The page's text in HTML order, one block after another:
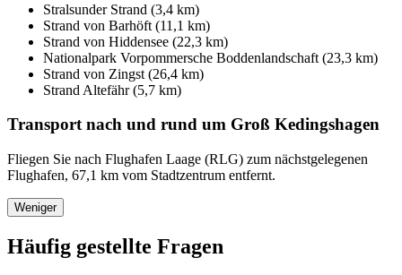
Stralsunder Strand (3,4 km)
Strand von Barhöft (11,1 km)
Strand von Hiddensee (22,3 km)
Nationalpark Vorpommersche Boddenlandschaft (23,3 km)
Strand von Zingst (26,4 km)
Strand Altefähr (5,7 km)
Transport nach und rund um Groß Kedingshagen
Fliegen Sie nach Flughafen Laage (RLG) zum nächstgelegenen
Flughafen, 67,1 km vom Stadtzentrum entfernt.
Weniger
Häufig gestellte Fragen